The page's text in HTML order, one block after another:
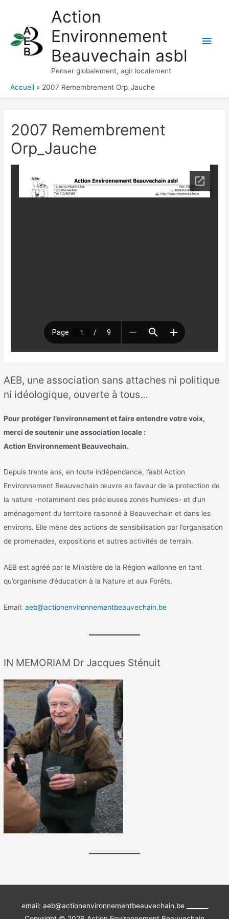
contenu
Action
Environnement
Beauvechain asbl
Penser globalement, agir localement
Accueil 2007 Remembrement Orp_Jauche
AEB, une association sans attaches ni politique
ni idéologique, ouverte à tous…
Pour protéger l’environnement et faire entendre votre voix,
merci de soutenir une association locale :
Action Environnement Beauvechain.
Depuis trente ans, en toute indépendance, l’asbl Action
Environnement Beauvechain œuvre en faveur de la protection de
la nature -notamment des précieuses zones humides- et d’un
aménagement du territoire raisonné à Beauvechain et dans les
environs. Elle mène des actions de sensibilisation par l’organisation
de promenades, expositions et autres activités de terrain.
AEB est agréé par le Ministère de la Région wallonne en tant
qu’organisme d’éducation à la Nature et aux Forêts.
Email:aeb@actionenvironnementbeauvechain.be
IN MEMORIAM Dr Jacques Sténuit
2007 Remembrement
Orp_Jauche
email: aeb@actionenvironnementbeauvechain.be _______